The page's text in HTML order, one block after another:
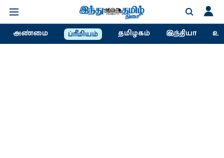
அண்மை ப்ரீமியம் தமிழகம் இந்தியா